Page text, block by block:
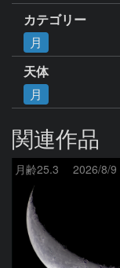
カテゴリー
月
天体
月
関連作品
月齢25.3 2026/8/9